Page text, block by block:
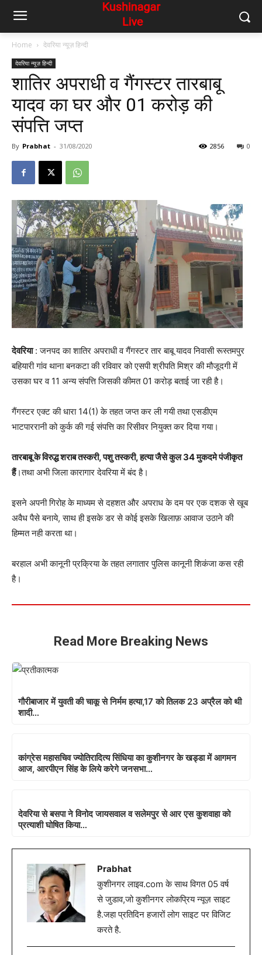
Home देवरिया न्यूज़ हिन्दी
देवरिया न्यूज़ हिन्दी
शातिर अपराधी व गैंगस्टर तारबाबू
यादव का घर और 01 करोड़ की
संपत्ति जप्त
By Prabhat - 31/08/2020 0
2856
देवरिया: जनपद का शातिर अपराधी व गैंगस्टर तार बाबू यादव निवासी रूस्तमपुर
बहियारी गांव थाना बनकटा की रविवार को एसपी श्रीपति मिश्र की मौजूदगी में
उसका घर व 11 अन्य संपत्ति जिसकी कीमत 01 करोड़ बताई जा रही है।
गैंगस्टर एक्ट की धारा 14(1) के तहत जप्त कर ली गयी तथा एसडीएम
भाटपाररानी को कुर्क की गई संपत्ति का रिसीवर नियुक्त कर दिया गया।
तारबाबू के विरुद्ध शराब तस्करी, पशु तस्करी, हत्या जैसे कुल 34 मुकदमे पंजीकृत
हैं।तथा अभी जिला कारागार देवरिया में बंद है।
इसने अपनी गिरोह के माध्यम से दहशत और अपराध के दम पर एक दशक से खूब
अवैध पैसे बनाये, साथ ही इसके डर से कोई इसके खिलाफ़ आवाज उठाने की
हिम्मत नही करता था।
बरहाल अभी कानूनी प्रक्रिया के तहत लगातार पुलिस कानूनी शिकंजा कस रही
है।
Read More Breaking News
गौरीबाजार में युवती की चाकू से निर्मम हत्या,17 को तिलक 23 अप्रैल को थी
शादी…
कांग्रेस महासचिव ज्योतिरादित्य सिंधिया का कुशीनगर के खड्डा में आगमन
आज, आरपीएन सिंह के लिये करेगे जनसभा…
देवरिया से बसपा ने विनोद जायसवाल व सलेमपुर से आर एस कुशवाहा को
प्रत्याशी घोषित किया…
Prabhat
कुशीनगर लाइव.com के साथ विगत 05 वर्ष
से जुडाव,जो कुशीनगर लोकप्रिय न्यूज़ साइट
है.जहा प्रतिदिन हजारों लोग साइट पर विजिट
करते है.